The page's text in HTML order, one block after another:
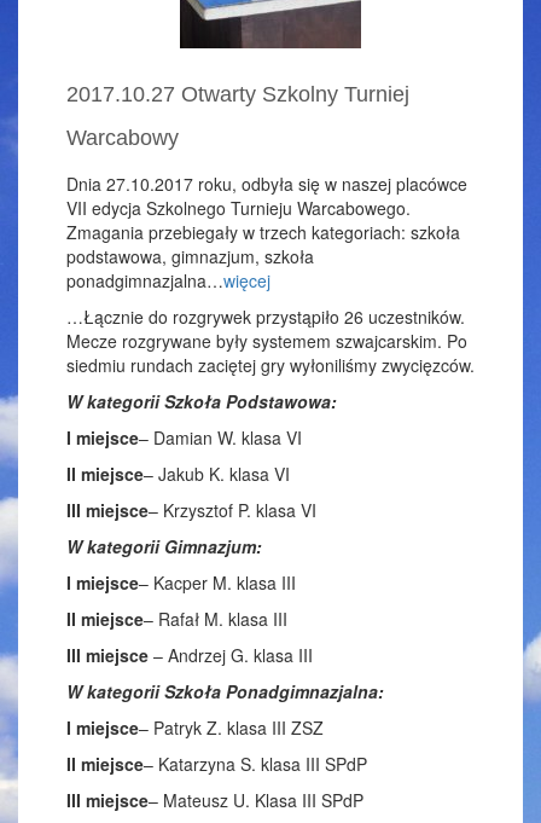
2017.10.27 Otwarty Szkolny Turniej
Warcabowy
Dnia 27.10.2017 roku, odbyła się w naszej placówce
VII edycja Szkolnego Turnieju Warcabowego.
Zmagania przebiegały w trzech kategoriach: szkoła
podstawowa, gimnazjum, szkoła
ponadgimnazjalna…więcej
…Łącznie do rozgrywek przystąpiło 26 uczestników.
Mecze rozgrywane były systemem szwajcarskim. Po
siedmiu rundach zaciętej gry wyłoniliśmy zwycięzców.
W kategorii Szkoła Podstawowa:
I miejsce– Damian W. klasa VI
II miejsce– Jakub K. klasa VI
III miejsce– Krzysztof P. klasa VI
W kategorii Gimnazjum:
I miejsce– Kacper M. klasa III
II miejsce– Rafał M. klasa III
III miejsce – Andrzej G. klasa III
W kategorii Szkoła Ponadgimnazjalna:
I miejsce– Patryk Z. klasa III ZSZ
II miejsce– Katarzyna S. klasa III SPdP
III miejsce– Mateusz U. Klasa III SPdP